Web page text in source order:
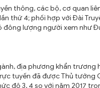
thông, các bộ, cơ quan
thứ 4; phối hợp với Đài
lượng người xem như
địa phương khẩn
tuyến đã được Thủ tướng
độ 3, 4 so với năm 2017